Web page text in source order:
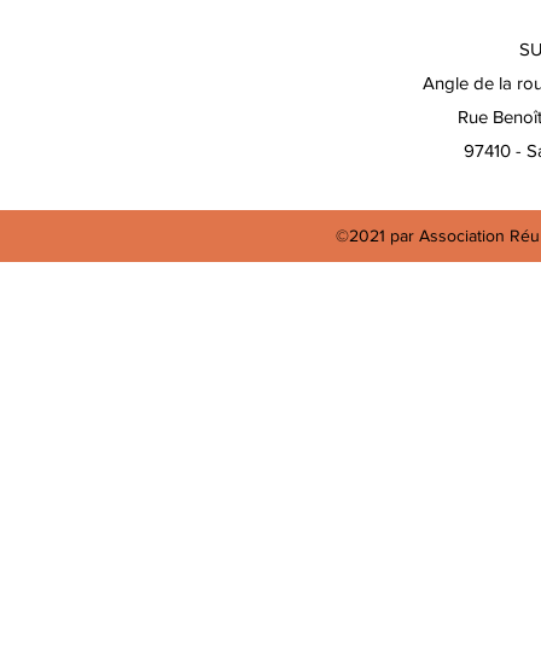
Angle de la
Rue
97410 -
©2021 par Association